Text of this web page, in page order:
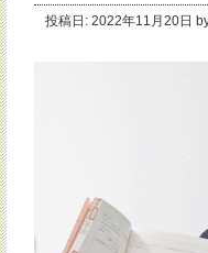
投稿日: 2022年11月20日